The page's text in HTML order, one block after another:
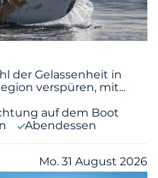
der Gelassenheit in
verspüren, mit...
auf dem Boot
Abendessen
Mo. 31 August 2026